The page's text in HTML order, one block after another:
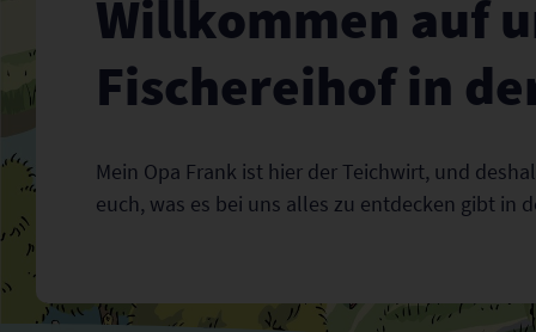
Willkommen auf
Fischereihof in
Mein Opa Frank ist hier der Teichwirt, und
euch, was es bei uns alles zu entdecken gibt in